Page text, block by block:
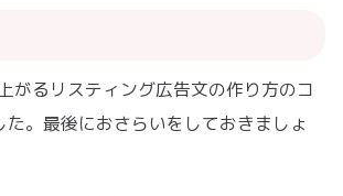
がるリスティング広告文の作り方のコ
た。最後におさらいをしておきましょ